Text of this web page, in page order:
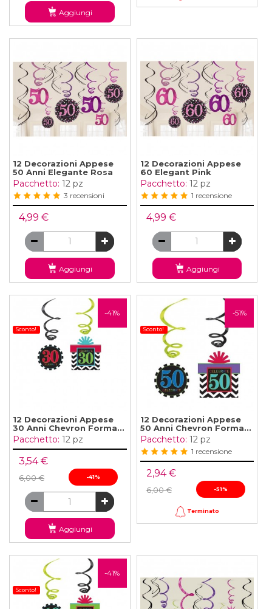
Aggiungi
12 Decorazioni Appese
50 Anni Elegante Rosa
Pacchetto: 12 pz
3 recensioni
4,99 €
Aggiungi
12 Decorazioni Appese
60 Elegant Pink
Pacchetto: 12 pz
1 recensione
4,99 €
Aggiungi
-41%
Sconto!
12 Decorazioni Appese
30 Anni Chevron Forma...
Pacchetto: 12 pz
3,54 €
6,00 € -41%
Aggiungi
-51%
Sconto!
12 Decorazioni Appese
50 Anni Chevron Forma...
Pacchetto: 12 pz
1 recensione
2,94 €
6,00 € -51%
Terminato
-41%
Sconto!